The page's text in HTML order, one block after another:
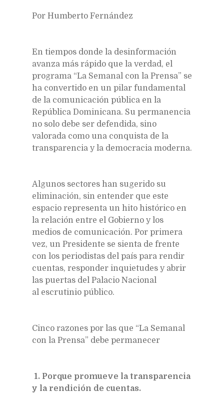
Por Humberto Fernández
En tiempos donde la desinformación
avanza más rápido que la verdad, el
programa “La Semanal con la Prensa” se
ha convertido en un pilar fundamental
de la comunicación pública en la
República Dominicana. Su permanencia
no solo debe ser defendida, sino
valorada como una conquista de la
transparencia y la democracia moderna.
Algunos sectores han sugerido su
eliminación, sin entender que este
espacio representa un hito histórico en
la relación entre el Gobierno y los
medios de comunicación. Por primera
vez, un Presidente se sienta de frente
con los periodistas del país para rendir
cuentas, responder inquietudes y abrir
las puertas del Palacio Nacional
al escrutinio público.
Cinco razones por las que “La Semanal
con la Prensa” debe permanecer
1. Porque promueve la transparencia
y la rendición de cuentas.